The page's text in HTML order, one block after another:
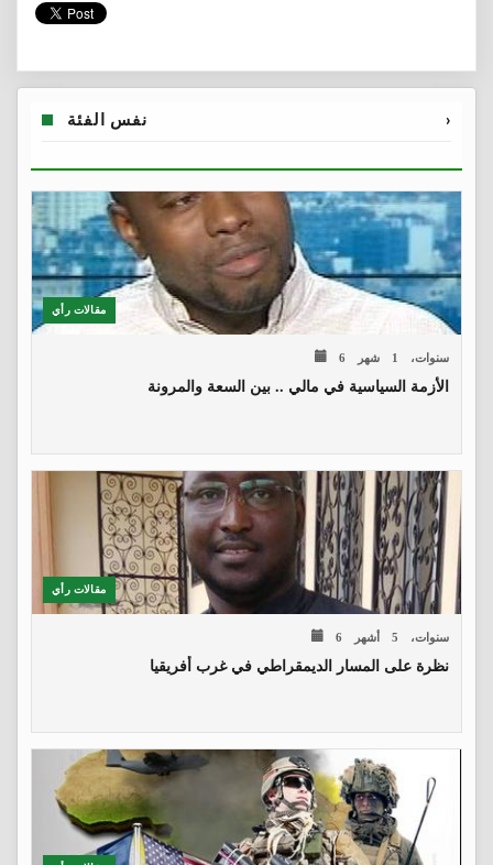
نفس الفئة ›
مقالات رأي
6 سنوات، 1 شهر
الأزمة السياسية في مالي .. بين السعة والمرونة
مقالات رأي
6 سنوات، 5 أشهر
نظرة على المسار الديمقراطي في غرب أفريقيا